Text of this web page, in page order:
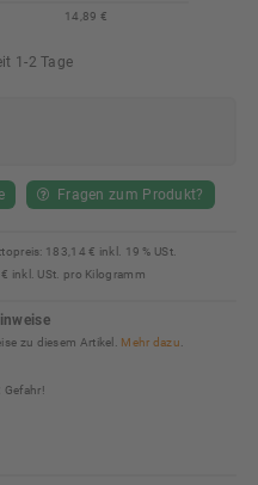
14,89 €
1-2 Tage
Fragen zum Produkt?
183,14 € inkl. 19 % USt.
inkl. USt. pro Kilogramm
zu diesem Artikel. Mehr dazu.
Gefahr!